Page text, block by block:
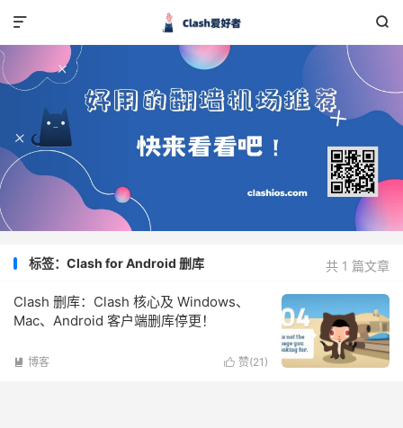


共 1 篇文章
标签：Clash for Android 删库
Clash 删库：Clash 核心及 Windows、
Mac、Android 客户端删库停更！
 赞(21 )
 博客